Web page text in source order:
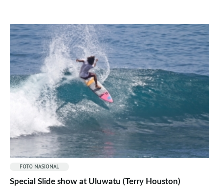
FOTO NASIONAL
Special Slide show at Uluwatu (Terry Houston)